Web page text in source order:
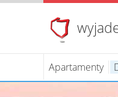
Apartamenty